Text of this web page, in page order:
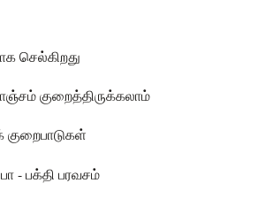
செல்கிறது
குறைத்திருக்கலாம்
பக்தி பரவசம்